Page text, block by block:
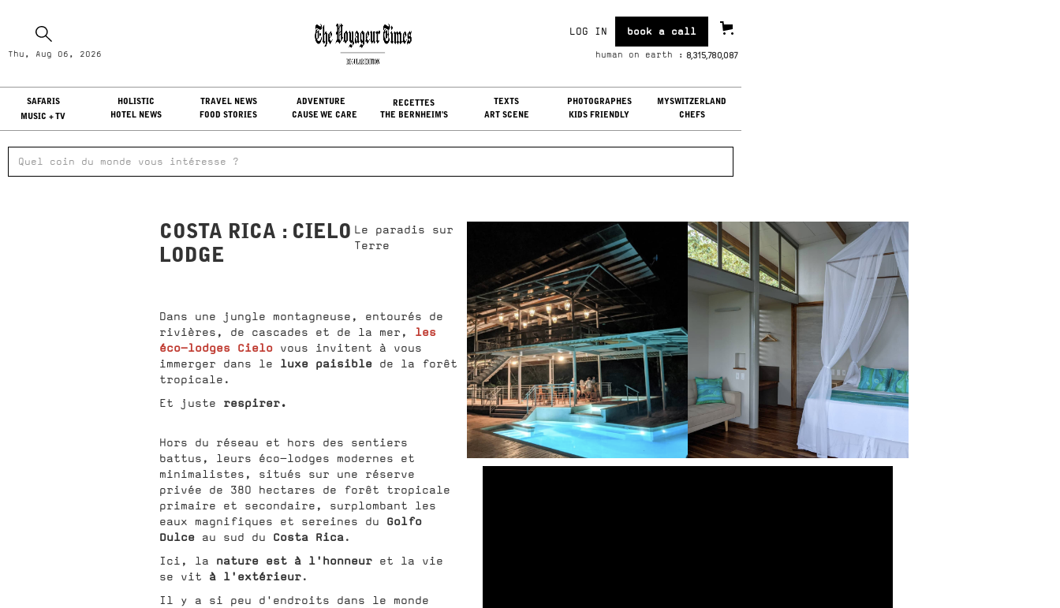
Thu, Aug 06, 2026
LOG IN book a call
human on earth : 8,315,780,089
SAFARIS HOLISTIC TRAVEL NEWS ADVENTURE RECETTES TEXTS PHOTOGRAPHES
MYSWITZERLAND
MUSIC + TV
HOTEL NEWS FOOD STORIES CAUSE WE CARE THE BERNHEIM'S ART SCENE KIDS FRIENDLY CHEFS
Thu, Aug 06, 2026
LOG IN
COSTA RICA : CIELO
LODGE
Le paradis sur
Terre
Dans une jungle montagneuse, entourés de
rivières, de cascades et de la mer, les
éco-lodges Cielo vous invitent à vous
immerger dans le luxe paisible de la forêt
tropicale.
Et juste respirer.
Hors du réseau et hors des sentiers
battus, leurs éco-lodges modernes et
minimalistes, situés sur une réserve
privée de 380 hectares de forêt tropicale
primaire et secondaire, surplombant les
eaux magnifiques et sereines du Golfo
Dulce
au sud du Costa Rica.
Ici, la nature est à l'honneur
et la vie
se vit à l'extérieur.
Il y a si peu d'endroits dans le monde